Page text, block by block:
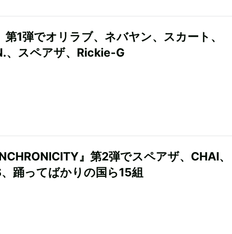
第1弾でオリラブ、ネバヤン、スカート、
、スペアザ、Rickie-G
』第2弾でスペアザ、CHAI、
踊ってばかりの国ら15組